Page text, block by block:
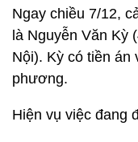
Ngay chiều 7/12,
là Nguyễn Văn Kỳ
Nội). Kỳ có tiền án
phương.
Hiện vụ việc đang